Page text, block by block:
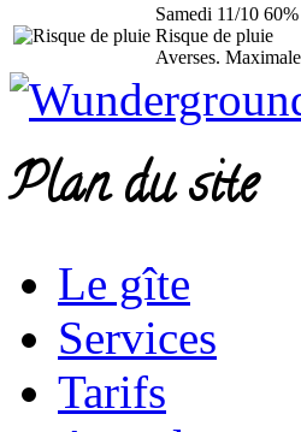
Samedi 11/10 60%
Risque de pluie
Averses.
Plan du site
Le gîte
Services
Tarifs